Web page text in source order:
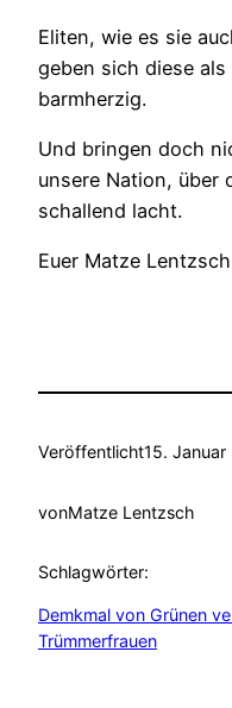
Eliten, wie es sie
geben sich diese
barmherzig.
Und bringen doch
unsere Nation, über
schallend lacht.
Euer Matze Lentzsch
Veröffentlicht15. Januar
vonMatze Lentzsch
Schlagwörter:
Demkmal von Grünen
Trümmerfrauen